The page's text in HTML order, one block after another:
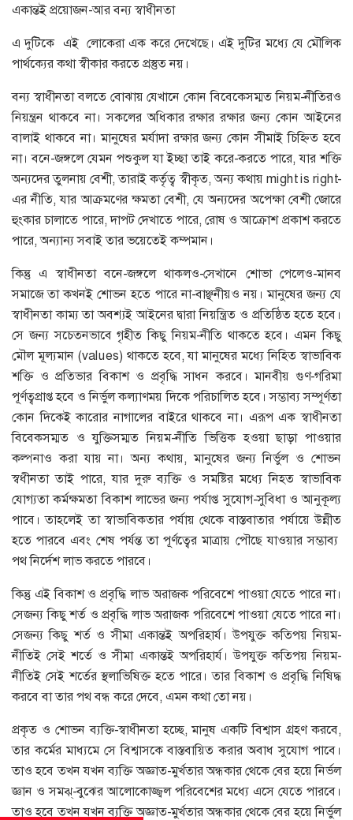
একান্তই প্রয়োজন-আর বন্য স্বাধীনতা
এ দুটিকে এই লোকেরা এক করে দেখেছে। এই দুটির মধ্যে যে মৌলিক
পার্থক্যের কথা স্বীকার করতে প্রস্তুত নয়।
বন্য স্বাধীনতা বলতে বোঝায় যেখানে কোন বিবেকেসম্মত নিয়ম-নীতিরও
নিয়ন্ত্রন থাকবে না। সকলের অধিকার রক্ষার রক্ষার জন্য কোন আইনের
বালাই থাকবে না। মানুষের মর্যাদা রক্ষার জন্য কোন সীমাই চিহ্নিত হবে
না। বনে-জঙ্গলে যেমন পশুকুল যা ইচ্ছা তাই করে-করতে পারে, যার শক্তি
অন্যদের তুলনায় বেশী, তারাই কর্তৃত্ব স্বীকৃত, অন্য কথায় might is right-
এর নীতি, যার আক্রমণের ক্ষমতা বেশী, যে অন্যদের অপেক্ষা বেশী জোরে
হুংকার চালাতে পারে, দাপট দেখাতে পারে, রোষ ও আক্রোশ প্রকাশ করতে
পারে, অন্যান্য সবাই তার ভয়েতেই কম্পমান।
কিন্তু এ স্বাধীনতা বনে-জঙ্গলে থাকলও-সেখানে শোভা পেলেও-মানব
সমাজে তা কখনই শোভন হতে পারে না-বাঞ্ছনীয়ও নয়। মানুষের জন্য যে
স্বাধীনতা কাম্য তা অবশ্যই আইনের দ্বারা নিয়ন্ত্রিত ও প্রতিষ্ঠিত হতে হবে।
সে জন্য সচেতনভাবে গৃহীত কিছু নিয়ম-নীতি থাকতে হবে। এমন কিছু
মৌল মূল্যমান (values) থাকতে হবে, যা মানুষের মধ্যে নিহিত স্বাভাবিক
শক্তি ও প্রতিভার বিকাশ ও প্রবৃদ্ধি সাধন করবে। মানবীয় গুণ-গরিমা
পূর্ণত্বপ্রাপ্ত হবে ও নির্ভুল কল্যাণময় দিকে পরিচালিত হবে। সম্ভাব্য সম্পূর্ণতা
কোন দিকেই কারোর নাগালের বাইরে থাকবে না। এরূপ এক স্বাধীনতা
বিবেকসম্মত ও যুক্তিসম্মত নিয়ম-নীতি ভিত্তিক হওয়া ছাড়া পাওয়ার
কল্পনাও করা যায় না। অন্য কথায়, মানুষের জন্য নির্ভুল ও শোভন
স্বধীনতা তাই পারে, যার দুরু ব্যক্তি ও সমষ্টির মধ্যে নিহত স্বাভাবিক
যোগ্যতা কর্মক্ষমতা বিকাশ লাভের জন্য পর্যাপ্ত সুযোগ-সুবিধা ও আনুকূল্য
পাবে। তাহলেই তা স্বাভাবিকতার পর্যায় থেকে বাস্তবাতার পর্যায়ে উন্নীত
হতে পারবে এবং শেষ পর্যন্ত তা পূর্ণত্বের মাত্রায় পৌছে যাওয়ার সম্ভাব্য
পথ নির্দেশ লাভ করতে পারবে।
কিন্তু এই বিকাশ ও প্রবৃদ্ধি লাভ অরাজক পরিবেশে পাওয়া যেতে পারে না।
সেজন্য কিছু শর্ত ও প্রবৃদ্ধি লাভ অরাজক পরিবেশে পাওয়া যেতে পারে না।
সেজন্য কিছু শর্ত ও সীমা একান্তই অপরিহার্য। উপযুক্ত কতিপয় নিয়ম-
নীতিই সেই শর্তে ও সীমা একান্তই অপরিহার্য। উপযুক্ত কতিপয় নিয়ম-
নীতিই সেই শর্তের স্থলাভিষিক্ত হতে পারে। তার বিকাশ ও প্রবৃদ্ধি নিষিদ্ধ
করবে বা তার পথ বন্ধ করে দেবে, এমন কথা তো নয়।
প্রকৃত ও শোভন ব্যক্তি-স্বাধীনতা হচ্ছে, মানুষ একটি বিশ্বাস গ্রহণ করবে,
তার কর্মের মাধ্যমে সে বিশ্বাসকে বাস্তবায়িত করার অবাধ সুযোগ পাবে।
তাও হবে তখন যখন ব্যক্তি অজ্ঞাত-মুর্খতার অন্ধকার থেকে বের হয়ে নির্ভল
জ্ঞান ও সমঝ্-বুঝের আলোকোজ্জ্বল পরিবেশের মধ্যে এসে যেতে পারবে।
তাও হবে তখন যখন ব্যক্তি অজ্ঞাত-মুর্খতার অন্ধকার থেকে বের হয়ে নির্ভুল